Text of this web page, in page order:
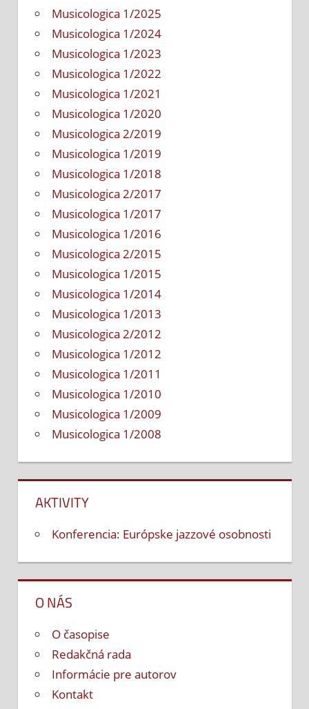
Musicologica 1/2025
Musicologica 1/2024
Musicologica 1/2023
Musicologica 1/2022
Musicologica 1/2021
Musicologica 1/2020
Musicologica 2/2019
Musicologica 1/2019
Musicologica 1/2018
Musicologica 2/2017
Musicologica 1/2017
Musicologica 1/2016
Musicologica 2/2015
Musicologica 1/2015
Musicologica 1/2014
Musicologica 1/2013
Musicologica 2/2012
Musicologica 1/2012
Musicologica 1/2011
Musicologica 1/2010
Musicologica 1/2009
Musicologica 1/2008
AKTIVITY
Konferencia: Európske jazzové osobnosti
O NÁS
O časopise
Redakčná rada
Informácie pre autorov
Kontakt